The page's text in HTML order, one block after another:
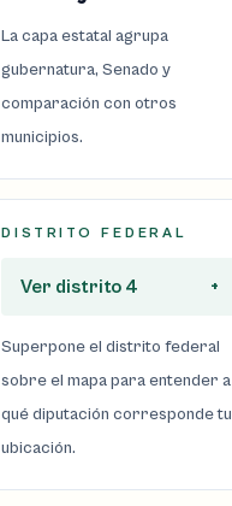
La capa estatal agrupa
gubernatura, Senado y
comparación con otros
municipios.
DISTRITO FEDERAL
Ver distrito 4 +
Superpone el distrito federal
sobre el mapa para entender a
qué diputación corresponde tu
ubicación.